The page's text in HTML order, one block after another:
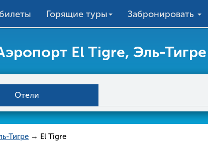
Горящие туры Забронировать
El Tigre, Эль-Тигре
Отели
Тигре → El Tigre